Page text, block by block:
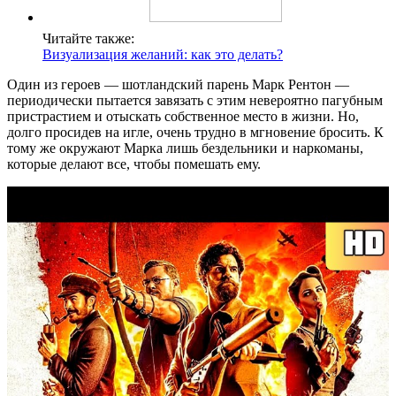
Читайте также:
Визуализация желаний: как это делать?
Один из героев — шотландский парень Марк Рентон —
периодически пытается завязать с этим невероятно пагубным
пристрастием и отыскать собственное место в жизни. Но,
долго просидев на игле, очень трудно в мгновение бросить. К
тому же окружают Марка лишь бездельники и наркоманы,
которые делают все, чтобы помешать ему.